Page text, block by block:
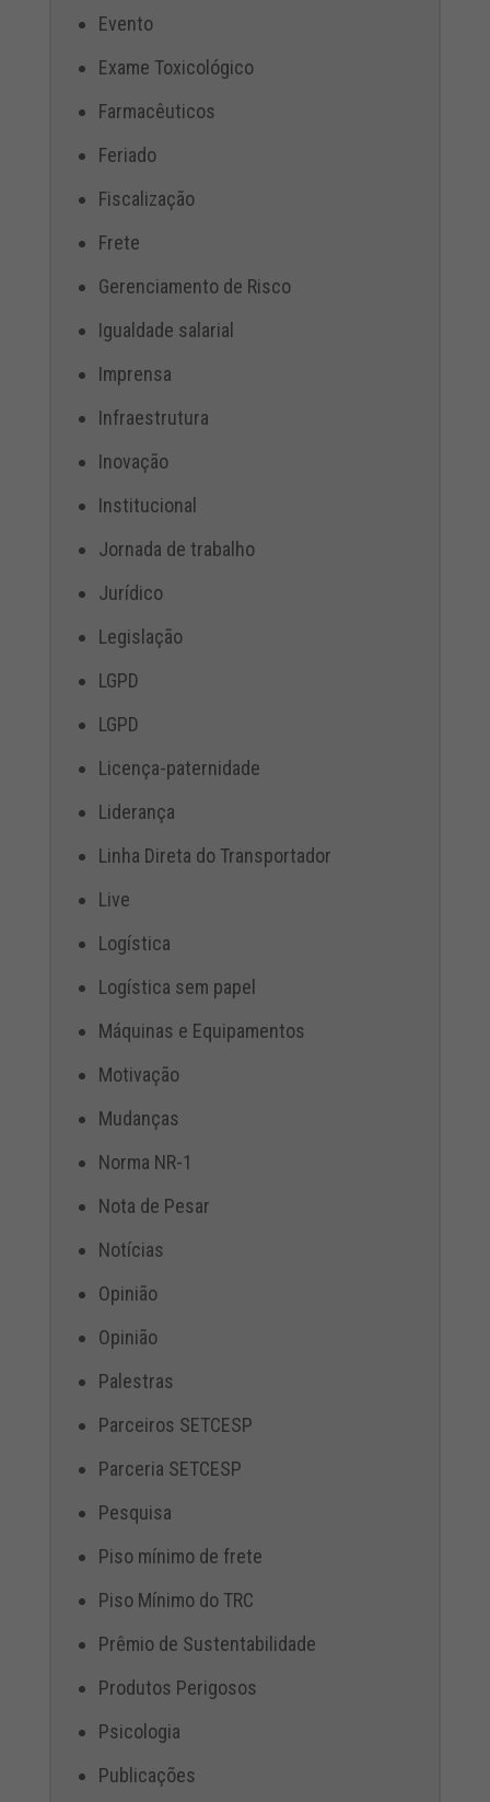
Evento
Exame Toxicológico
Farmacêuticos
Feriado
Fiscalização
Frete
Gerenciamento de Risco
Igualdade salarial
Imprensa
Infraestrutura
Inovação
Institucional
Jornada de trabalho
Jurídico
Legislação
LGPD
LGPD
Licença-paternidade
Liderança
Linha Direta do Transportador
Live
Logística
Logística sem papel
Máquinas e Equipamentos
Motivação
Mudanças
Norma NR-1
Nota de Pesar
Notícias
Opinião
Opinião
Palestras
Parceiros SETCESP
Parceria SETCESP
Pesquisa
Piso mínimo de frete
Piso Mínimo do TRC
Prêmio de Sustentabilidade
Produtos Perigosos
Psicologia
Publicações